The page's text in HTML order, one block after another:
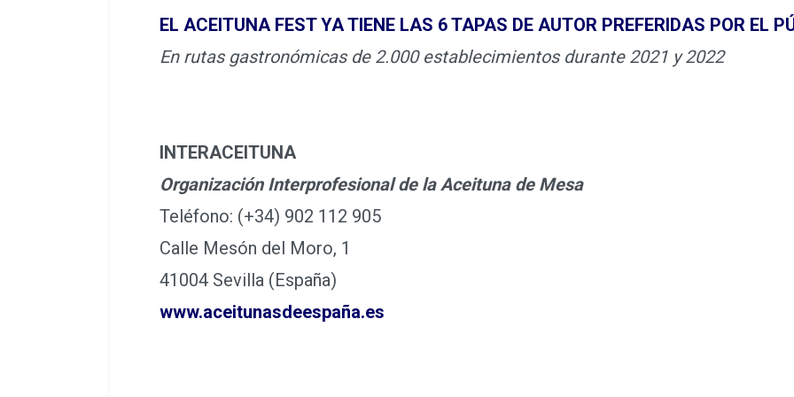
EL ACEITUNA FEST YA TIENE LAS 6 TAPAS DE AUTOR PREFERIDAS POR EL
En rutas gastronómicas de 2.000 establecimientos durante 2021 y 2022
INTERACEITUNA
Organización Interprofesional de la Aceituna de Mesa
Teléfono: (+34) 902 112 905
Calle Mesón del Moro, 1
41004 Sevilla (España)
www.aceitunasdeespaña.es